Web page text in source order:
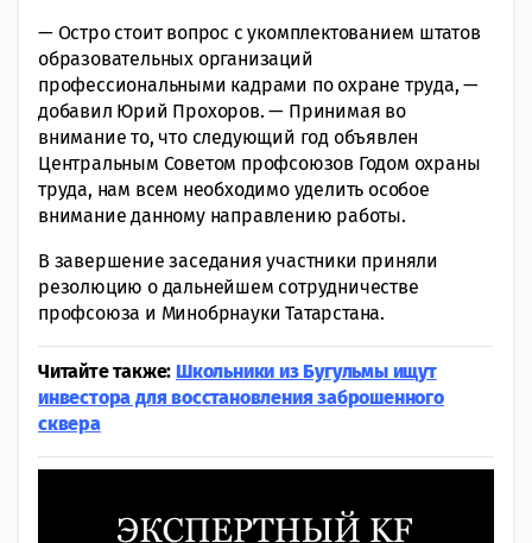
— Остро стоит вопрос с укомплектованием штатов
образовательных организаций
профессиональными кадрами по охране труда, —
добавил Юрий Прохоров. — Принимая во
внимание то, что следующий год объявлен
Центральным Советом профсоюзов Годом охраны
труда, нам всем необходимо уделить особое
внимание данному направлению работы.
В завершение заседания участники приняли
резолюцию о дальнейшем сотрудничестве
профсоюза и Минобрнауки Татарстана.
Читайте также: Школьники из Бугульмы ищут
инвестора для восстановления заброшенного
сквера